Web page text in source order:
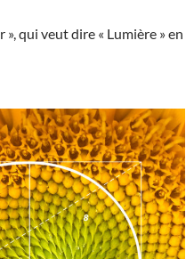
qui veut dire « Lumière » en